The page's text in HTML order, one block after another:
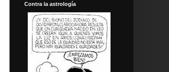
Contra la astrología